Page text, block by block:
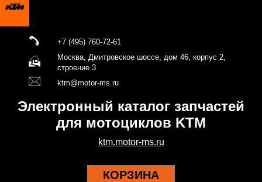
+7 (495) 760-72-61
Москва, Дмитровское шоссе, дом 46, корпус 2,
строение 3
ktm@motor-ms.ru
Электронный каталог запчастей
для мотоциклов KTM
ktm.motor-ms.ru
КОРЗИНА